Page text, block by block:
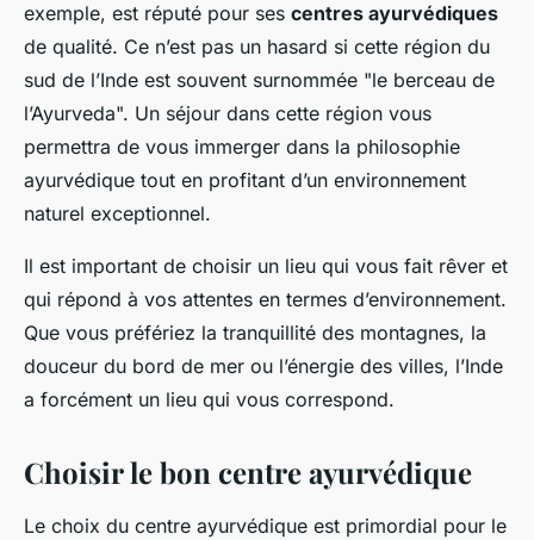
exemple, est réputé pour ses centres ayurvédiques
de qualité. Ce n’est pas un hasard si cette région du
sud de l’Inde est souvent surnommée "le berceau de
l’Ayurveda". Un séjour dans cette région vous
permettra de vous immerger dans la philosophie
ayurvédique tout en profitant d’un environnement
naturel exceptionnel.
Il est important de choisir un lieu qui vous fait rêver et
qui répond à vos attentes en termes d’environnement.
Que vous préfériez la tranquillité des montagnes, la
douceur du bord de mer ou l’énergie des villes, l’Inde
a forcément un lieu qui vous correspond.
Choisir le bon centre ayurvédique
Le choix du centre ayurvédique est primordial pour le